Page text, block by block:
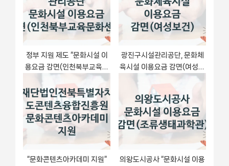
정부 지원 제도 “문화시설 이
용요금 감면(인천북부교육문
화센터)” 신청 절차와 준비물
– 인천광역시부평구시설관리
공단
광진구시설관리공단, 문화체
육시설 이용요금 감면(여성보
건) 지원 정책정리, 신청 구비
서류와 일정
“문화콘텐츠아카데미 지원”
의왕도시공사 “문화시설 이용